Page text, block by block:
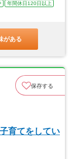
年間休日120日以上
がある
保存する
育てをしてい